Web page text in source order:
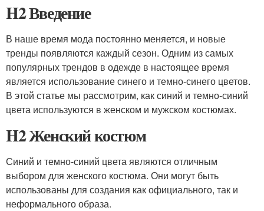
H2 Введение
В наше время мода постоянно меняется, и новые
тренды появляются каждый сезон. Одним из самых
популярных трендов в одежде в настоящее время
является использование синего и темно-синего цветов.
В этой статье мы рассмотрим, как синий и темно-синий
цвета используются в женском и мужском костюмах.
H2 Женский костюм
Синий и темно-синий цвета являются отличным
выбором для женского костюма. Они могут быть
использованы для создания как официального, так и
неформального образа.